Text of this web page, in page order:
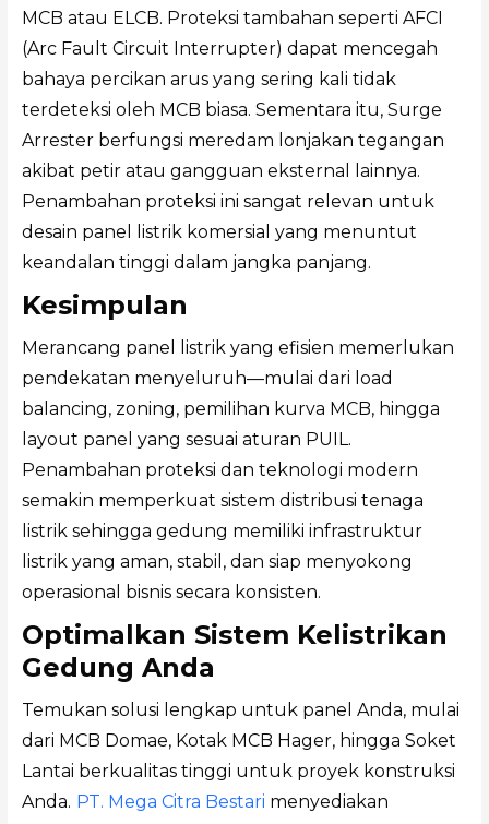
MCB atau ELCB. Proteksi tambahan seperti AFCI
(Arc Fault Circuit Interrupter) dapat mencegah
bahaya percikan arus yang sering kali tidak
terdeteksi oleh MCB biasa. Sementara itu, Surge
Arrester berfungsi meredam lonjakan tegangan
akibat petir atau gangguan eksternal lainnya.
Penambahan proteksi ini sangat relevan untuk
desain panel listrik komersial yang menuntut
keandalan tinggi dalam jangka panjang.
Kesimpulan
Merancang panel listrik yang efisien memerlukan
pendekatan menyeluruh—mulai dari load
balancing, zoning, pemilihan kurva MCB, hingga
layout panel yang sesuai aturan PUIL.
Penambahan proteksi dan teknologi modern
semakin memperkuat sistem distribusi tenaga
listrik sehingga gedung memiliki infrastruktur
listrik yang aman, stabil, dan siap menyokong
operasional bisnis secara konsisten.
Optimalkan Sistem Kelistrikan
Gedung Anda
Temukan solusi lengkap untuk panel Anda, mulai
dari MCB Domae, Kotak MCB Hager, hingga Soket
Lantai berkualitas tinggi untuk proyek konstruksi
Anda. PT. Mega Citra Bestari menyediakan